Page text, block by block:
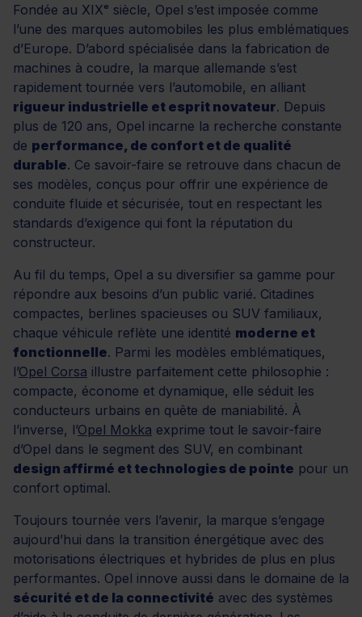
Fondée au XIXᵉ siècle, Opel s’est imposée comme
l’une des marques automobiles les plus emblématiques
d’Europe. D’abord spécialisée dans la fabrication de
machines à coudre, la marque allemande s’est
rapidement tournée vers l’automobile, en alliant
rigueur industrielle et esprit novateur. Depuis
plus de 120 ans, Opel incarne la recherche constante
de performance, de confort et de qualité
durable. Ce savoir-faire se retrouve dans chacun de
ses modèles, conçus pour offrir une expérience de
conduite fluide et sécurisée, tout en respectant les
standards d’exigence qui font la réputation du
constructeur.
Au fil du temps, Opel a su diversifier sa gamme pour
répondre aux besoins d’un public varié. Citadines
compactes, berlines spacieuses ou SUV familiaux,
chaque véhicule reflète une identité moderne et
fonctionnelle. Parmi les modèles emblématiques,
l’Opel Corsa illustre parfaitement cette philosophie :
compacte, économe et dynamique, elle séduit les
conducteurs urbains en quête de maniabilité. À
l’inverse, l’Opel Mokka exprime tout le savoir-faire
d’Opel dans le segment des SUV, en combinant
design affirmé et technologies de pointe pour un
confort optimal.
Toujours tournée vers l’avenir, la marque s’engage
aujourd’hui dans la transition énergétique avec des
motorisations électriques et hybrides de plus en plus
performantes. Opel innove aussi dans le domaine de la
sécurité et de la connectivité avec des systèmes